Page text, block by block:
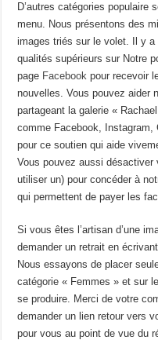
D’autres catégories populaire
menu. Nous présentons des
images triés sur le volet. Il y a
qualités supérieurs sur Notre
page Facebook pour recevoir
nouvelles. Vous pouvez aider
partageant la galerie «
comme Facebook,
pour ce soutien qui aide
Vous pouvez aussi désactiver
utiliser un) pour concéder à
qui permettent de payer les
Si vous êtes l’artisan d’une
demander un retrait en
Nous essayons de placer
catégorie « Femmes » et sur
se produire. Merci de votre
demander un lien retour vers
pour vous au point de vue du